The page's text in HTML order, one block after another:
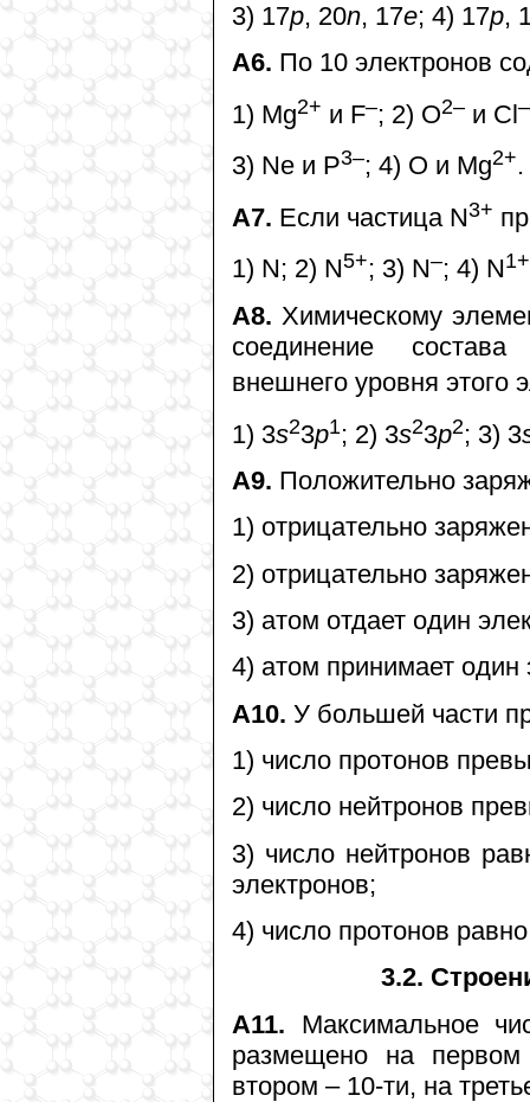
3) 17p, 20n, 17e; 4) 17p,
А6. По 10 электронов
1) Mg2+ и F–; 2) O2– и Cl–
3) Ne и P3–; 4) O и Mg2+.
А7. Если частица N3+
1) N; 2) N5+; 3) N–; 4) N1+
А8. Химическому
соединение
внешнего уровня этого
1) 3s23p1; 2) 3s23p2; 3) 3
А9. Положительно
1) отрицательно
2) отрицательно
3) атом отдает один
4) атом принимает один
А10. У большей части
1) число протонов
2) число нейтронов
3) число нейтронов
электронов;
4) число протонов
3.2.
А11. Максимальное
размещено на
втором – 10-ти, на